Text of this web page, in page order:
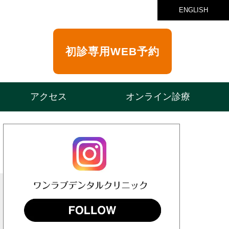
ENGLISH
初診専用WEB予約
アクセス オンライン診療